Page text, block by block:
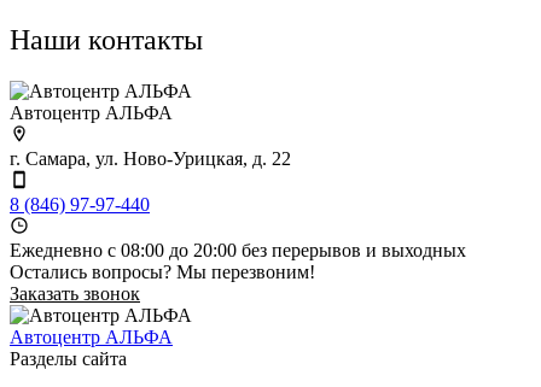
Также мы имеем огромный опыт по обслуживанию
Наши контакты
Автоцентр АЛЬФА
г. Самара, ул. Ново-Урицкая, д. 22
8 (846) 97-97-440
Ежедневно с 08:00 до 20:00 без перерывов и выходных
Остались вопросы? Мы перезвоним!
Заказать звонок
Автоцентр АЛЬФА
Разделы сайта